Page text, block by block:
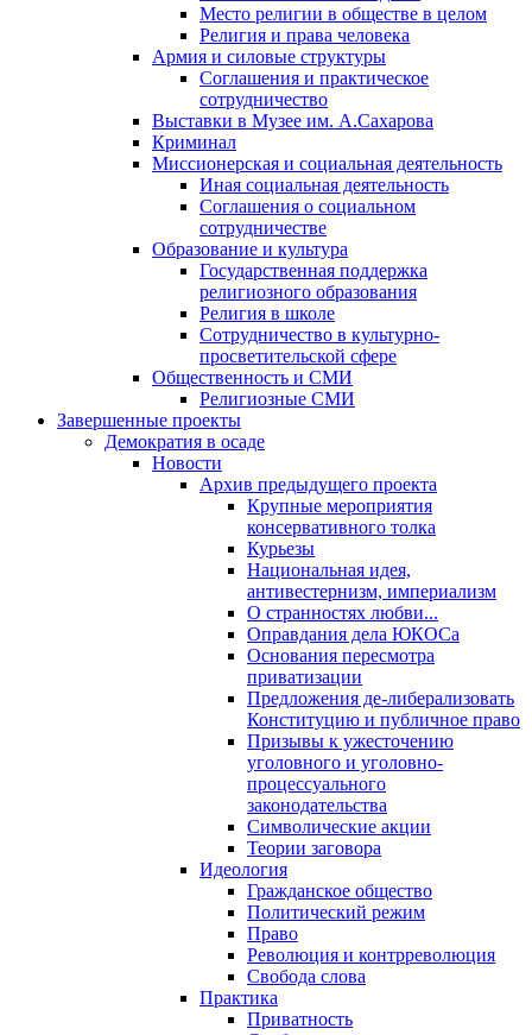
Место религии в обществе в целом
Религия и права человека
Армия и силовые структуры
Соглашения и практическое
сотрудничество
Выставки в Музее им. А.Сахарова
Криминал
Миссионерская и социальная деятельность
Иная социальная деятельность
Соглашения о социальном
сотрудничестве
Образование и культура
Государственная поддержка
религиозного образования
Религия в школе
Сотрудничество в культурно-
просветительской сфере
Общественность и СМИ
Религиозные СМИ
Завершенные проекты
Демократия в осаде
Новости
Архив предыдущего проекта
Крупные мероприятия
консервативного толка
Курьезы
Национальная идея,
антивестернизм, империализм
О странностях любви...
Оправдания дела ЮКОСа
Основания пересмотра
приватизации
Предложения де-либерализовать
Конституцию и публичное право
Призывы к ужесточению
уголовного и уголовно-
процессуального
законодательства
Символические акции
Теории заговора
Идеология
Гражданское общество
Политический режим
Право
Революция и контрреволюция
Свобода слова
Практика
Приватность